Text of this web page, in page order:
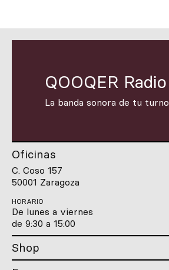
QOOQER Radio
La banda sonora de tu turno
Oficinas
C. Coso 157
50001 Zaragoza
HORARIO
De lunes a viernes
de 9:30 a 15:00
Shop